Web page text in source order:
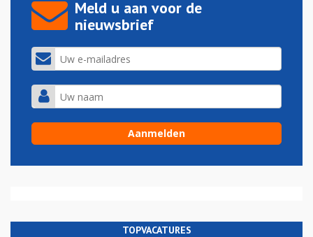
Meld u aan voor de
nieuwsbrief
TOPVACATURES